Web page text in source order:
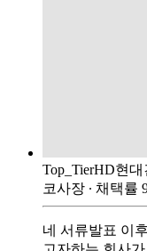
Top_TierHD현대
코사장 ∙ 채택률
네 서류발표 이